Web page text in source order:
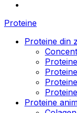
Proteine
Proteine din
Proteine